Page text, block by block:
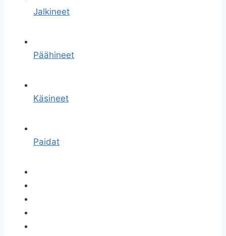
Jalkineet
Päähineet
Käsineet
Paidat